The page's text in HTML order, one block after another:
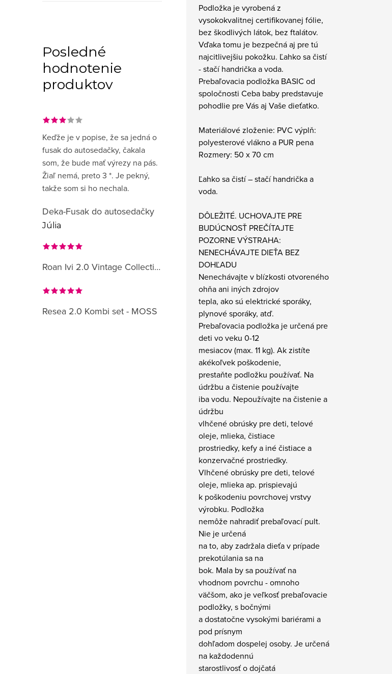
Posledné
hodnotenie
produktov
Keďže je v popise, že sa jedná o
fusak do autosedačky, čakala
som, že bude mať výrezy na pás.
Žiaľ nemá, preto 3 *. Je pekný,
takže som si ho nechala.
Deka-Fusak do autosedačky
Júlia
Roan Ivi 2.0 Vintage Collection
Resea 2.0 Kombi set - MOSS
Podložka je vyrobená z
vysokokvalitnej certifikovanej fólie,
bez škodlivých látok, bez ftalátov.
Vďaka tomu je bezpečná aj pre tú
najcitlivejšiu pokožku. Ľahko sa čistí
- stačí handrička a voda.
Prebaľovacia podložka BASIC od
spoločnosti Ceba baby predstavuje
pohodlie pre Vás aj Vaše dieťatko.
Materiálové zloženie: PVC výplň:
polyesterové vlákno a PUR pena
Rozmery: 50 x 70 cm
Ľahko sa čistí – stačí handrička a
voda.
DÔLEŽITÉ. UCHOVAJTE PRE
BUDÚCNOSŤ PREČÍTAJTE
POZORNE VÝSTRAHA:
NENECHÁVAJTE DIEŤA BEZ
DOHĽADU
Nenechávajte v blízkosti otvoreného
ohňa ani iných zdrojov
tepla, ako sú elektrické sporáky,
plynové sporáky, atď.
Prebaľovacia podložka je určená pre
deti vo veku 0-12
mesiacov (max. 11 kg). Ak zistíte
akékoľvek poškodenie,
prestaňte podložku používať. Na
údržbu a čistenie používajte
iba vodu. Nepoužívajte na čistenie a
údržbu
vlhčené obrúsky pre deti, telové
oleje, mlieka, čistiace
prostriedky, kefy a iné čistiace a
konzervačné prostriedky.
Vlhčené obrúsky pre deti, telové
oleje, mlieka ap. prispievajú
k poškodeniu povrchovej vrstvy
výrobku. Podložka
nemôže nahradiť prebaľovací pult.
Nie je určená
na to, aby zadržala dieťa v prípade
prekotúlania sa na
bok. Mala by sa používať na
vhodnom povrchu - omnoho
väčšom, ako je veľkosť prebaľovacie
podložky, s bočnými
a dostatočne vysokými bariérami a
pod prísnym
dohľadom dospelej osoby. Je určená
na každodennú
starostlivosť o dojčatá